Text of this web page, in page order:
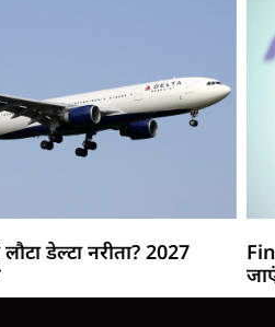
डेल्टा नरीता? 2027